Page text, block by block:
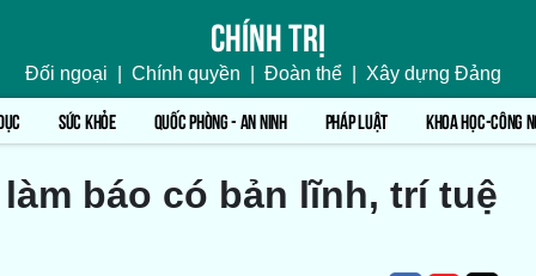
Chính trị
Đối ngoại Chính quyền Đoàn thể Xây dựng Đảng
SỨC KHỎE QUỐC PHÒNG - AN NINH PHÁP LUẬT KHOA HỌC-CÔNG
báo có bản lĩnh, trí tuệ